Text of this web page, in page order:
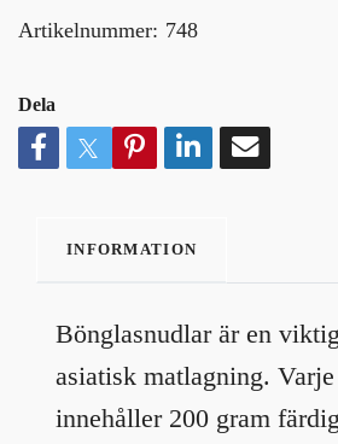
Artikelnummer: 748
Dela
INFORMATION
Bönglasnudlar är en
asiatisk matlagning.
innehåller 200 gram